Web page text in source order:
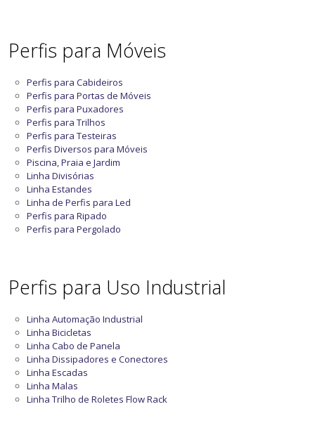
Perfis para Móveis
Perfis para Cabideiros
Perfis para Portas de Móveis
Perfis para Puxadores
Perfis para Trilhos
Perfis para Testeiras
Perfis Diversos para Móveis
Piscina, Praia e Jardim
Linha Divisórias
Linha Estandes
Linha de Perfis para Led
Perfis para Ripado
Perfis para Pergolado
Perfis para Uso Industrial
Linha Automação Industrial
Linha Bicicletas
Linha Cabo de Panela
Linha Dissipadores e Conectores
Linha Escadas
Linha Malas
Linha Trilho de Roletes Flow Rack